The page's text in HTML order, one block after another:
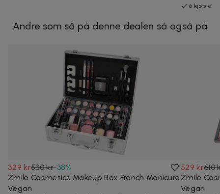
6 kjøpte
Andre som så på denne dealen så også på
329 kr530 kr-38%
Zmile Cosmetics Makeup Box French Manicure
Vegan
529 kr610
Zmile
Vegan